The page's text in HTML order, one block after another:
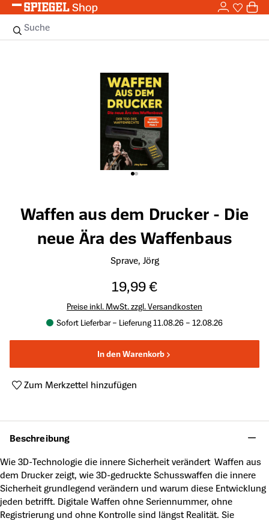
Zum Hauptinhalt springen 0
Suche
Waffen aus dem Drucker - Die
neue Ära des Waffenbaus
Sprave, Jörg
19,99 €
Preise inkl. MwSt. zzgl. Versandkosten
Sofort Lieferbar – Lieferung 11.08.26 – 12.08.26
In den Warenkorb
Zum Merkzettel hinzufügen
Beschreibung
Wie 3D-Technologie die innere Sicherheit verändert Waffen aus
dem Drucker zeigt, wie 3D-gedruckte Schusswaffen die innere
Sicherheit grundlegend verändern und warum diese Entwicklung
jeden betrifft. Digitale Waffen ohne Seriennummer, ohne
Registrierung und ohne Kontrolle sind längst Realität. Sie